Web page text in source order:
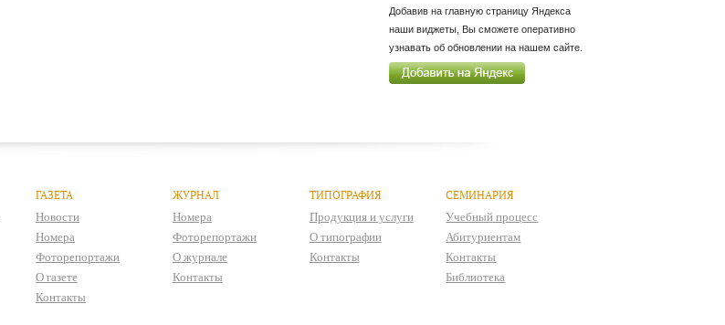
Добавив на главную страницу Яндекса
наши виджеты, Вы сможете оперативно
узнавать об обновлении на нашем сайте.
ГАЗЕТА
Новости
Номера
Фоторепортажи
О газете
Контакты
ЖУРНАЛ
Номера
Фоторепортажи
О журнале
Контакты
ТИПОГРАФИЯ
Продукция и услуги
О типографии
Контакты
СЕМИНАРИЯ
Учебный процесс
Абитуриентам
Контакты
Библиотека